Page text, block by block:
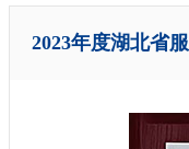
2023年度湖北省